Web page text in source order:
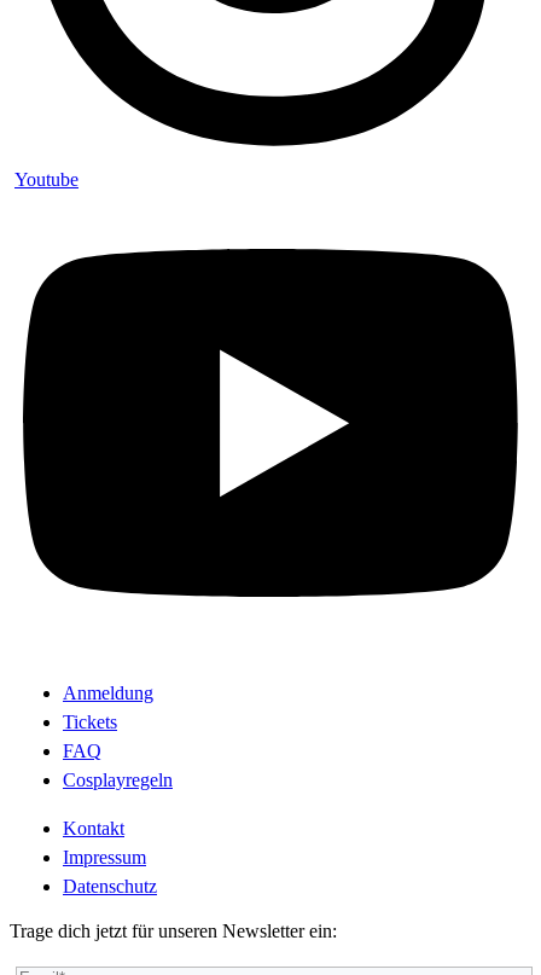
Youtube
Anmeldung
Tickets
FAQ
Cosplayregeln
Kontakt
Impressum
Datenschutz
Trage dich jetzt für unseren Newsletter ein: